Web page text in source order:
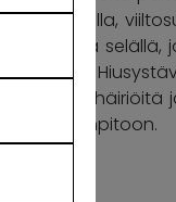
kaula‑aukolla,
tuuletetulla
pelin ajan.
vähentää
ja hauskanpitoon.